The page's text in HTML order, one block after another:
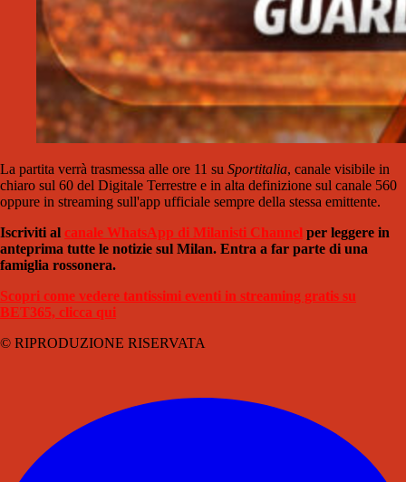
La partita verrà trasmessa alle ore 11 su Sportitalia, canale visibile in
chiaro sul 60 del Digitale Terrestre e in alta definizione sul canale 560
oppure in streaming sull'app ufficiale sempre della stessa emittente.
Iscriviti al canale WhatsApp di Milanisti Channel per leggere in
anteprima tutte le notizie sul Milan. Entra a far parte di una
famiglia rossonera.
Scopri come vedere tantissimi eventi in streaming gratis su
BET365, clicca qui
© RIPRODUZIONE RISERVATA